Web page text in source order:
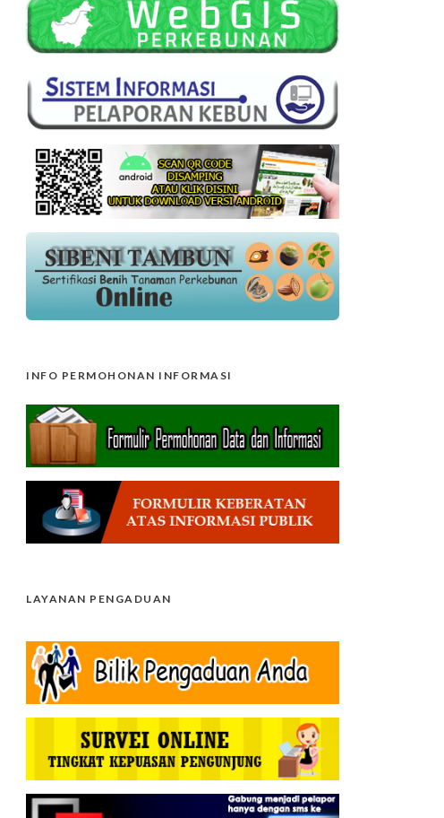
INFO PERMOHONAN INFORMASI
LAYANAN PENGADUAN